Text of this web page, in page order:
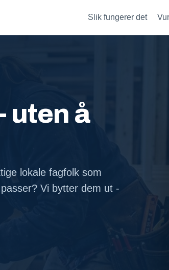
Slik fungerer det
uten å
lokale fagfolk som
Vi bytter dem ut -